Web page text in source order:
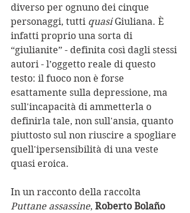
diverso per ognuno dei cinque
personaggi, tutti quasi Giuliana. È
infatti proprio una sorta di
“giulianite” - definita così dagli stessi
autori - l’oggetto reale di questo
testo: il fuoco non è forse
esattamente sulla depressione, ma
sull'incapacità di ammetterla o
definirla tale, non sull'ansia, quanto
piuttosto sul non riuscire a spogliare
quell'ipersensibilità di una veste
quasi eroica.
In un racconto della raccolta
Puttane assassine, Roberto Bolaño